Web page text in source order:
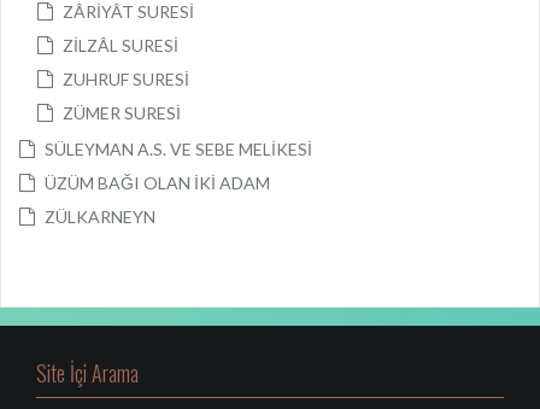
ZÂRİYÂT SURESİ
ZİLZÂL SURESİ
ZUHRUF SURESİ
ZÜMER SURESİ
SÜLEYMAN A.S. VE SEBE MELİKESİ
ÜZÜM BAĞI OLAN İKİ ADAM
ZÜLKARNEYN
Site İçi Arama